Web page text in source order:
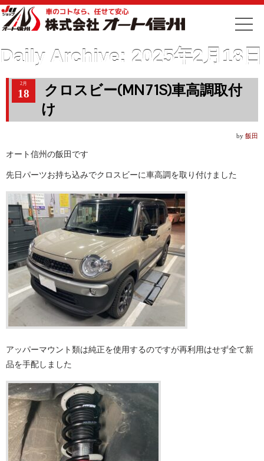
Daily Archive: 2025年2月18日
2月
18
クロスビー(MN71S)車高調取付
け
by 飯田
オート信州の飯田です
先日パーツお持ち込みでクロスビーに車高調を取り付けました
アッパーマウント類は純正を使用するのですが再利用はせず全て新
品を手配しました